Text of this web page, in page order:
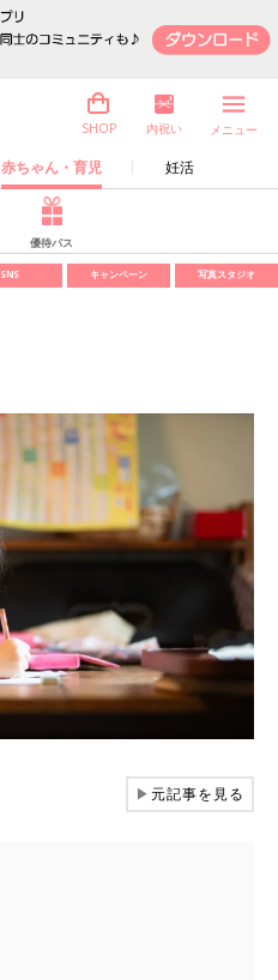
赤ちゃん・育児 妊活
SHOP 内祝い メニュー
優待パス
SNS キャンペーン 写真スタジオ
▶元記事を見る